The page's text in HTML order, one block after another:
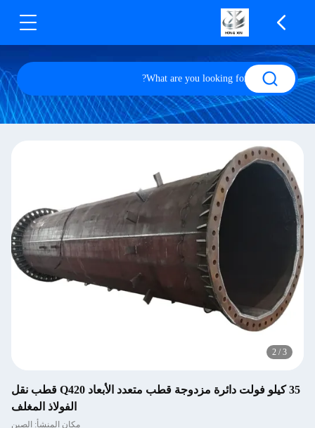
2 / 3
35 كيلو فولت دائرة مزدوجة قطب متعدد الأبعاد Q420 قطب نقل
الفولاذ المغلف
مكان المنشأ: الصين